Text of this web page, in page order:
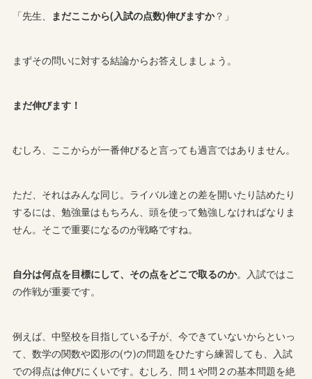
「先生、 まだここから(入試の点数)伸びますか？」
まずその問いに対する結論からお答えしましょう。
まだ伸びます！
むしろ、ここからが一番伸びると言っても過言ではありません。
ただ、それはみんな同じ。ライバル達との差を開いたり詰めたり
するには、勉強量はもちろん、頭を使って勉強しなければなりま
せん。そこで重要になるのが戦略ですね。
自分は何点を目標にして、その点をどこで取るのか。入試ではこ
の作戦が重要です。
例えば、中堅校を目指している子が、今できていないからといっ
て、数学の関数や図形の(ウ)の問題をひたすら練習しても、入試
での得点は伸びにくいです。むしろ、問１や問２の基本問題を絶